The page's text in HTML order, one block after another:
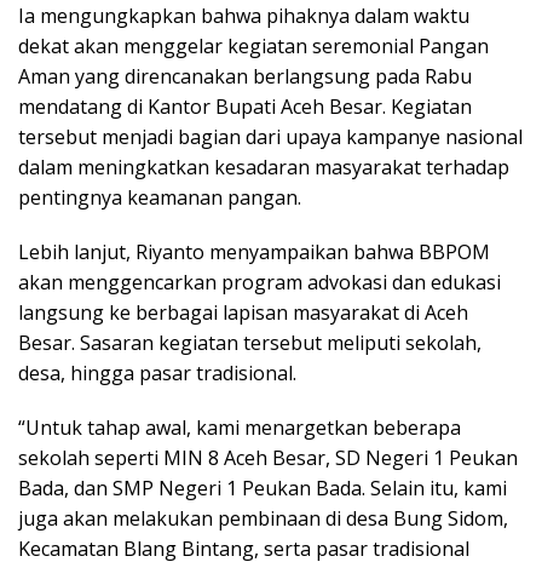
Ia mengungkapkan bahwa pihaknya dalam waktu
dekat akan menggelar kegiatan seremonial Pangan
Aman yang direncanakan berlangsung pada Rabu
mendatang di Kantor Bupati Aceh Besar. Kegiatan
tersebut menjadi bagian dari upaya kampanye nasional
dalam meningkatkan kesadaran masyarakat terhadap
pentingnya keamanan pangan.
Lebih lanjut, Riyanto menyampaikan bahwa BBPOM
akan menggencarkan program advokasi dan edukasi
langsung ke berbagai lapisan masyarakat di Aceh
Besar. Sasaran kegiatan tersebut meliputi sekolah,
desa, hingga pasar tradisional.
“Untuk tahap awal, kami menargetkan beberapa
sekolah seperti MIN 8 Aceh Besar, SD Negeri 1 Peukan
Bada, dan SMP Negeri 1 Peukan Bada. Selain itu, kami
juga akan melakukan pembinaan di desa Bung Sidom,
Kecamatan Blang Bintang, serta pasar tradisional